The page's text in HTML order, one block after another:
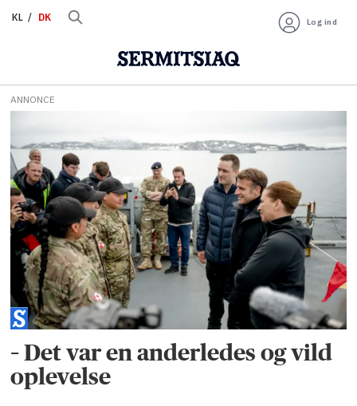
KL DK Log ind
Tag:
fregatten
niels
juel
ANNONCE
– Det var en anderledes og vild
oplevelse